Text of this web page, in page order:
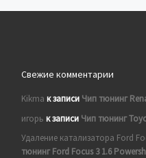
Свежие комментарии
Kikma к записи Чип тюнинг
игорь к записи Чип тюнинг
Удаление катализатора Ford
тюнинг Ford Focus 3 1.6